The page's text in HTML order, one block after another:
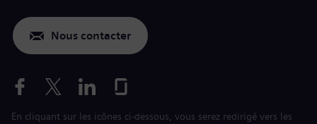
Nous contacter
En cliquant sur les icônes ci-dessous, vous serez redirigé vers les